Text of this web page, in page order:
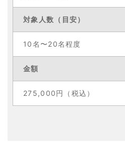
対象人数 （目安）
10名〜20名程度
金額
275,000円（税込）